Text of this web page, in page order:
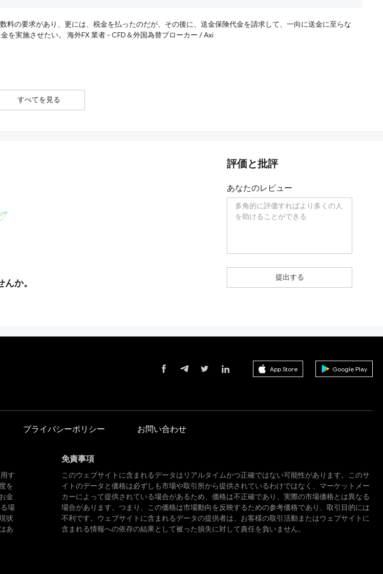
料の要求があり、更には、税金を払ったのだが、その後に、送金保険代金を請求して、一向に送金に至らな
い。支払った手数料、税金の返還、あるいは、保険なしで送金を実施させたい。 海外FX 業者 - CFD＆外国為替ブローカー / Axi
すべてを見る
か。
評価と批評
あなたのレビュー
提出する
App Store Google Play
プライバシーポリシー お問い合わせ
す
を
金
場
状
あ
免責事項
このウェブサイトに含まれるデータはリアルタイムかつ正確ではない可能性があります。このサ
イトのデータと価格は必ずしも市場や取引所から提供されているわけではなく、マーケットメー
カーによって提供されている場合があるため、価格は不正確であり、実際の市場価格とは異なる
場合があります。つまり、この価格は市場動向を反映するための参考価格であり、取引目的には
不利です。ウェブサイトに含まれるデータの提供者は、お客様の取引活動またはウェブサイトに
含まれる情報への依存の結果として被った損失に対して責任を負いません。